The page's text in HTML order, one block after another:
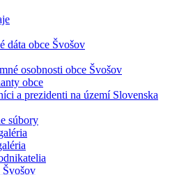
dáta obce Švošov
osobnosti obce Švošov
obce
a prezidenti na území Slovenska
súbory
Švošov